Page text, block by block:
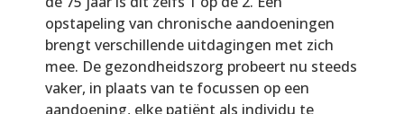
opstapeling van chronische aandoeningen
brengt verschillende uitdagingen met zich
mee. De gezondheidszorg probeert nu steeds
vaker, in plaats van te focussen op een
aandoening, elke patiënt als individu te